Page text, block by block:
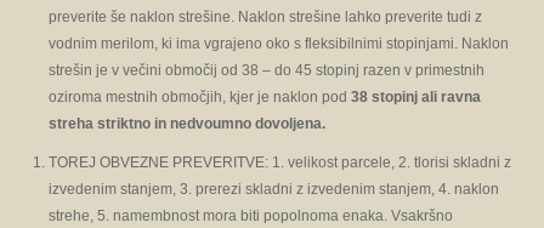
preverite še naklon strešine. Naklon strešine lahko preverite tudi z
vodnim merilom, ki ima vgrajeno oko s fleksibilnimi stopinjami. Naklon
strešin je v večini območij od 38 – do 45 stopinj razen v primestnih
oziroma mestnih območjih, kjer je naklon pod 38 stopinj ali ravna
streha striktno in nedvoumno dovoljena.
TOREJ OBVEZNE PREVERITVE: 1. velikost parcele, 2. tlorisi skladni z
izvedenim stanjem, 3. prerezi skladni z izvedenim stanjem, 4. naklon
strehe, 5. namembnost mora biti popolnoma enaka. Vsakršno